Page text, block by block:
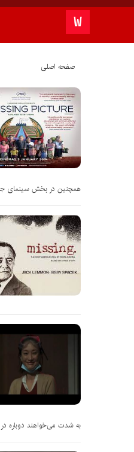
صفحه اصلی
همچنین در بخش سینمای
به شدت می‌خواهند دوباره در